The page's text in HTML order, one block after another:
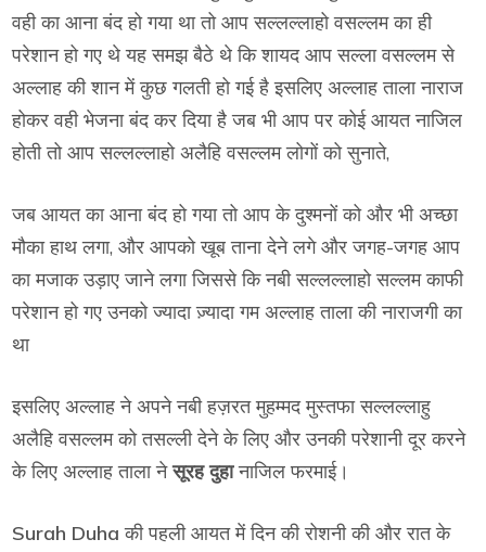
वही का आना बंद हो गया था तो आप सल्लल्लाहो वसल्लम का ही
परेशान हो गए थे यह समझ बैठे थे कि शायद आप सल्ला वसल्लम से
अल्लाह की शान में कुछ गलती हो गई है इसलिए अल्लाह ताला नाराज
होकर वही भेजना बंद कर दिया है जब भी आप पर कोई आयत नाजिल
होती तो आप सल्लल्लाहो अलैहि वसल्लम लोगों को सुनाते,
जब आयत का आना बंद हो गया तो आप के दुश्मनों को और भी अच्छा
मौका हाथ लगा, और आपको खूब ताना देने लगे और जगह-जगह आप
का मजाक उड़ाए जाने लगा जिससे कि नबी सल्लल्लाहो सल्लम काफी
परेशान हो गए उनको ज्यादा ज़्यादा गम अल्लाह ताला की नाराजगी का
था
इसलिए अल्लाह ने अपने नबी हज़रत मुहम्मद मुस्तफा सल्लल्लाहु
अलैहि वसल्लम को तसल्ली देने के लिए और उनकी परेशानी दूर करने
के लिए अल्लाह ताला नेसूरह दुहानाजिल फरमाई।
Surah Duha की पहली आयत में दिन की रोशनी की और रात के